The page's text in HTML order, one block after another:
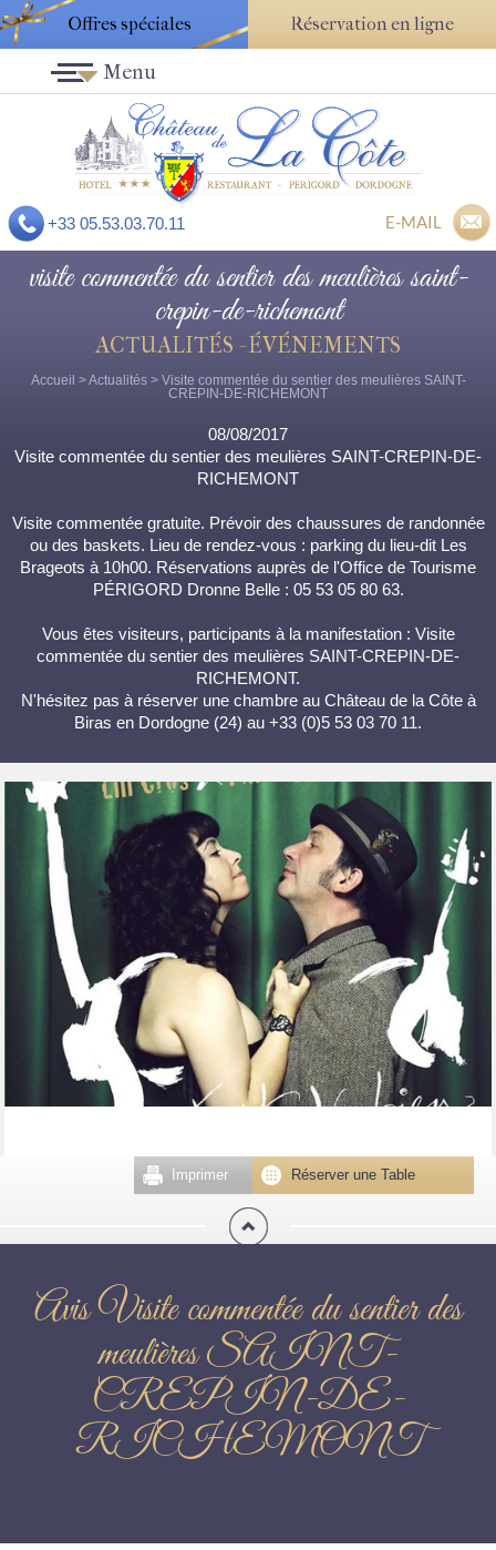
Offres spéciales Réservation en ligne
+33 05.53.03.70.11 E-MAIL
Menu
visite commentée du sentier des meulières saint-
crepin-de-richemont
ACTUALITÉS - ÉVÉNEMENTS
Accueil >Actualités> Visite commentée du sentier des meulières SAINT-
CREPIN-DE-RICHEMONT
08/08/2017
Visite commentée du sentier des meulières SAINT-CREPIN-DE-
RICHEMONT
Visite commentée gratuite. Prévoir des chaussures de randonnée
ou des baskets. Lieu de rendez-vous : parking du lieu-dit Les
Brageots à 10h00. Réservations auprès de l'Office de Tourisme
PÉRIGORD Dronne Belle : 05 53 05 80 63.
Vous êtes visiteurs, participants à la manifestation : Visite
commentée du sentier des meulières SAINT-CREPIN-DE-
RICHEMONT.
N'hésitez pas à réserver une chambre au Château de la Côte à
Biras en Dordogne (24) au +33 (0)5 53 03 70 11.
Réserver une Table
Imprimer
Avis Visite commentée du sentier des
meulières SAINT-
CREPIN-DE-
RICHEMONT